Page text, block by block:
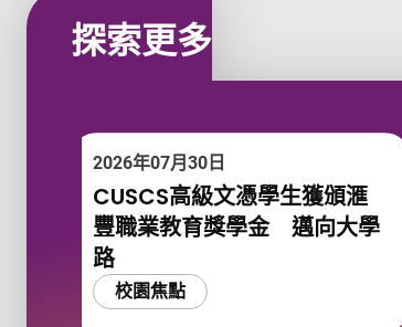
探索更多
2026年07月30日
CUSCS高級文憑學生獲頒滙
豐職業教育獎學金 邁向大學
路
校園焦點